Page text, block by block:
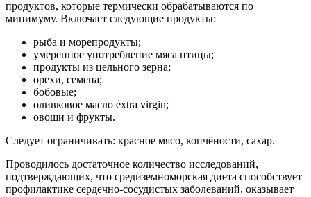
продуктов, которые термически обрабатываются по
минимуму. Включает следующие продукты:
рыба и морепродукты;
умеренное употребление мяса птицы;
продукты из цельного зерна;
орехи, семена;
бобовые;
оливковое масло extra virgin;
овощи и фрукты.
Следует ограничивать: красное мясо, копчёности, сахар.
Проводилось достаточное количество исследований,
подтверждающих, что средиземноморская диета способствует
профилактике сердечно-сосудистых заболеваний, оказывает